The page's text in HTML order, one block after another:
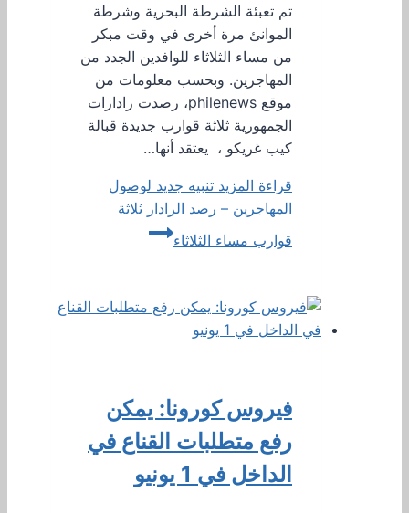
تم تعبئة الشرطة البحرية وشرطة
الموانئ مرة أخرى في وقت مبكر
من مساء الثلاثاء للوافدين الجدد من
المهاجرين. وبحسب معلومات من
موقع philenews، رصدت رادارات
الجمهورية ثلاثة قوارب جديدة قبالة
كيب غريكو ، يعتقد أنها…
قراءة المزيد تنبيه جديد لوصول
المهاجرين – رصد الرادار ثلاثة
قوارب مساء الثلاثاء
فيروس كورونا: يمكن
رفع متطلبات القناع في
الداخل في 1 يونيو